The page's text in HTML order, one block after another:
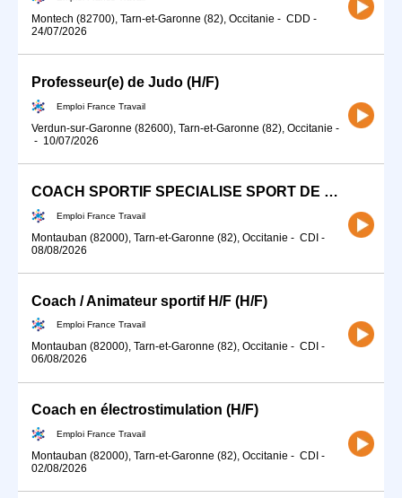
Montech (82700), Tarn-et-Garonne (82), Occitanie - CDD -
24/07/2026
Professeur(e) de Judo (H/F)
Emploi France Travail
Verdun-sur-Garonne (82600), Tarn-et-Garonne (82), Occitanie -
- 10/07/2026
COACH SPORTIF SPECIALISE SPORT DE COMBAT H/F
Emploi France Travail
Montauban (82000), Tarn-et-Garonne (82), Occitanie - CDI -
08/08/2026
Coach / Animateur sportif H/F (H/F)
Emploi France Travail
Montauban (82000), Tarn-et-Garonne (82), Occitanie - CDI -
06/08/2026
Coach en électrostimulation (H/F)
Emploi France Travail
Montauban (82000), Tarn-et-Garonne (82), Occitanie - CDI -
02/08/2026